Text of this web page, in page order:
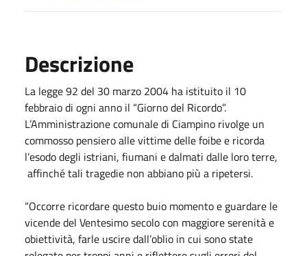
Descrizione
La legge 92 del 30 marzo 2004 ha istituito il 10
febbraio di ogni anno il “Giorno del Ricordo”.
L’Amministrazione comunale di Ciampino rivolge un
commosso pensiero alle vittime delle foibe e ricorda
l’esodo degli istriani, fiumani e dalmati dalle loro terre,
affinché tali tragedie non abbiano più a ripetersi.
“Occorre ricordare questo buio momento e guardare le
vicende del Ventesimo secolo con maggiore serenità e
obiettività, farle uscire dall’oblio in cui sono state